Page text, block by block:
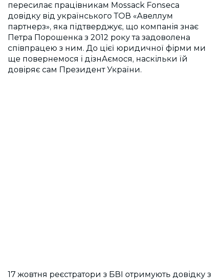
пересилає працівникам Mossack Fonseca
довідку від українського ТОВ «Авеллум
партнерз», яка підтверджує, що компанія знає
Петра Порошенка з 2012 року та задоволена
співпрацею з ним. До цієї юридичної фірми ми
ще повернемося і дізнАємося, наскільки їй
довіряє сам Президент України.
17 жовтня реєстратори з БВІ отримують довідку з